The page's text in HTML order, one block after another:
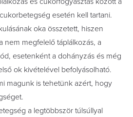
esetén kell tartani.
oka összetett, hiszen
nem megfelelő táplálkozás, a
esetenként a dohányzás és még
ok kivételével befolyásolható.
magunk is tehetünk azért, hogy
a legtöbbször túlsúllyal